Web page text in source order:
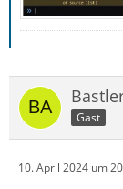
Gast
10. April 2024 um